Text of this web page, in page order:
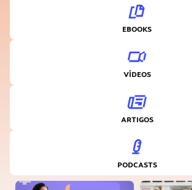
EBOOKS
VÍDEOS
ARTIGOS
PODCASTS